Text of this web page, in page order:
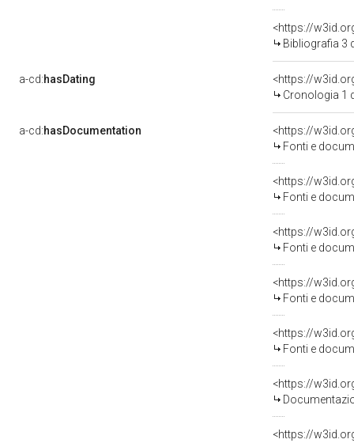
<https://
Bibliografia 3
a-cd:hasDating
<https://
Cronologia 1
a-cd:hasDocumentation
<https://
Fonti e
<https://
Fonti e
<https://
Fonti e
<https://
Fonti e
<https://
Fonti e